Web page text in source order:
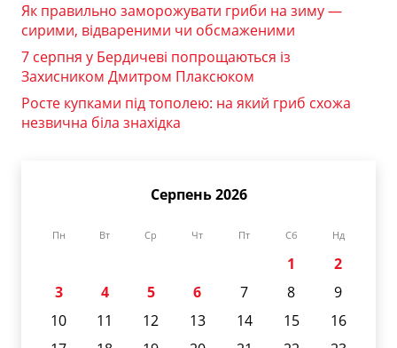
Як правильно заморожувати гриби на зиму —
сирими, відвареними чи обсмаженими
7 серпня у Бердичеві попрощаються із
Захисником Дмитром Плаксюком
Росте купками під тополею: на який гриб схожа
незвична біла знахідка
Серпень 2026
Пн Вт Ср Чт Пт Сб Нд
1
2
3
4 5 6 7 8
9
10
11 12 13 14 15
16